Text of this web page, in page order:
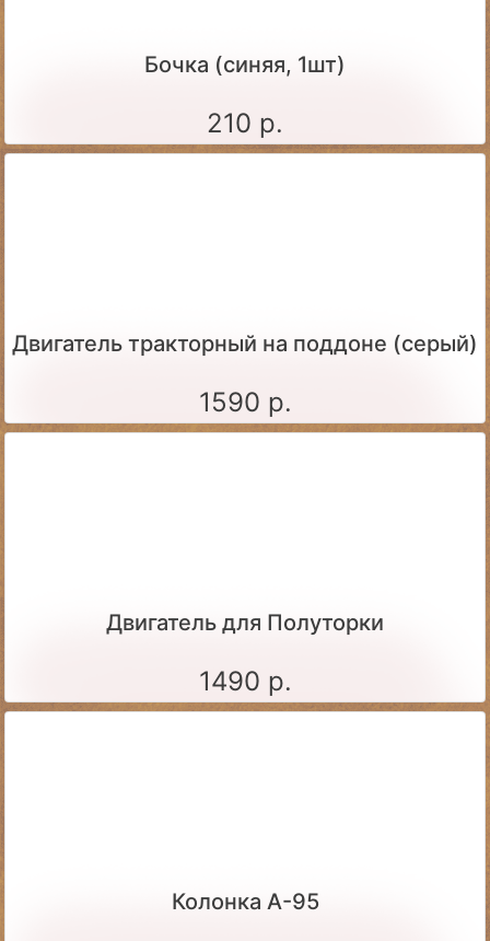
Бочка (синяя, 1шт)
210 р.
Двигатель тракторный на поддоне (серый)
1590 р.
Двигатель для Полуторки
1490 р.
Колонка А-95